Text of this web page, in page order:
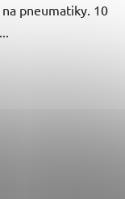
pneumatiky. 10